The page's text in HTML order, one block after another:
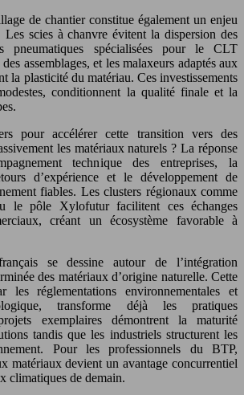
de chantier constitue également un enjeu
scies à chanvre évitent la dispersion des
pneumatiques spécialisées pour le CLT
assemblages, et les malaxeurs adaptés aux
la plasticité du matériau. Ces investissements
conditionnent la qualité finale et la
pour accélérer cette transition vers des
les matériaux naturels ? La réponse
technique des entreprises, la
d’expérience et le développement de
fiables. Les clusters régionaux comme
le pôle Xylofutur facilitent ces échanges
créant un écosystème favorable à
se dessine autour de l’intégration
des matériaux d’origine naturelle. Cette
les réglementations environnementales et
transforme déjà les pratiques
exemplaires démontrent la maturité
tandis que les industriels structurent les
Pour les professionnels du BTP,
matériaux devient un avantage concurrentiel
climatiques de demain.